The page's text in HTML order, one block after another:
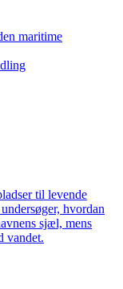
maritime
til levende
hvordan
sjæl, mens
vandet.